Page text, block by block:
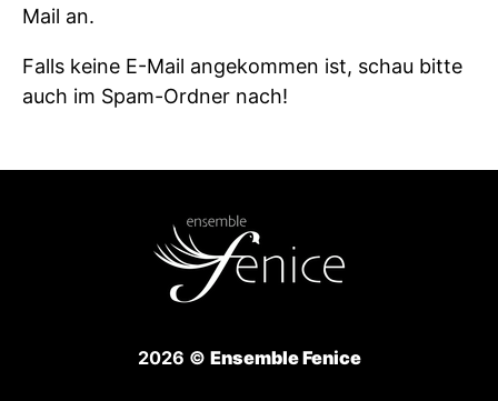
Mail an.
Falls keine E-Mail angekommen ist, schau bitte
auch im Spam-Ordner nach!
2026 © Ensemble Fenice